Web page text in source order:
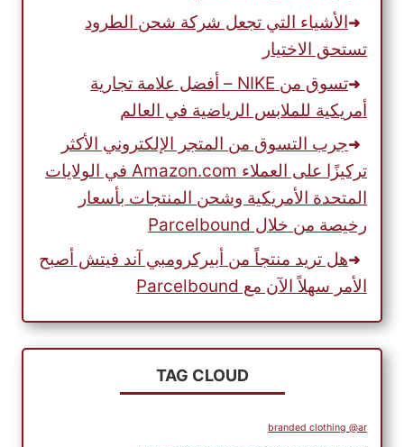
الأشياء التي تجعل شركة شحن الطرود
تستحق الاختيار
تسوق من NIKE – أفضل علامة تجارية
أمريكية للملابس الرياضية في العالم
جرب التسوق من المتجر الإلكتروني الأكثر
تركيزًا على العملاء Amazon.com في الولايات
المتحدة الأمريكية وشحن المنتجات بأسعار
رخيصة من خلال Parcelbound
هل تريد منتجاً من أبيركرومبي آند فيتش أصبح
الأمر سهلاً الآن مع Parcelbound
TAG CLOUD
branded clothing @ar